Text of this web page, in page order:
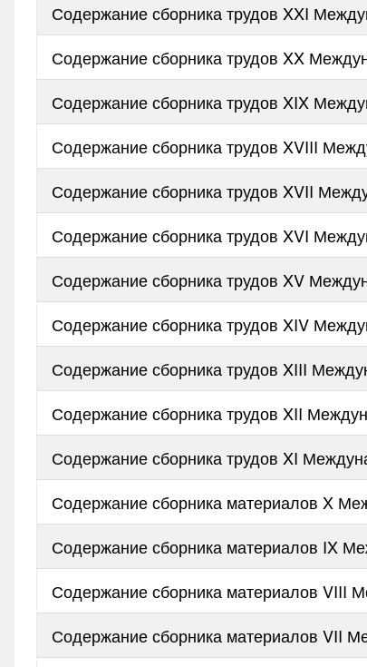
Содержание сборника трудов XXI
Содержание сборника трудов XX
Содержание сборника трудов XIX
Содержание сборника трудов XVIII
Содержание сборника трудов XVII
Содержание сборника трудов XVI
Содержание сборника трудов XV
Содержание сборника трудов XIV
Содержание сборника трудов XIII
Содержание сборника трудов XII
Содержание сборника трудов XI
Содержание сборника материалов X
Содержание сборника материалов IX
Содержание сборника материалов VIII
Содержание сборника материалов VII